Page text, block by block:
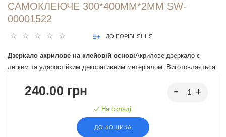
САМОКЛЕЮЧЕ 300*400ММ*2ММ SW-
00001522
ДО ПОРІВНЯННЯ
Дзеркало акрилове на клейовій основіАкрилове дзеркало є
легким та ударостійким декоративним метеріалом. Виготовляється
Широко застосовуються в дизайні інтер'єру, виставкових стендах,
240.00 грн
На складі
ДО КОШИКА